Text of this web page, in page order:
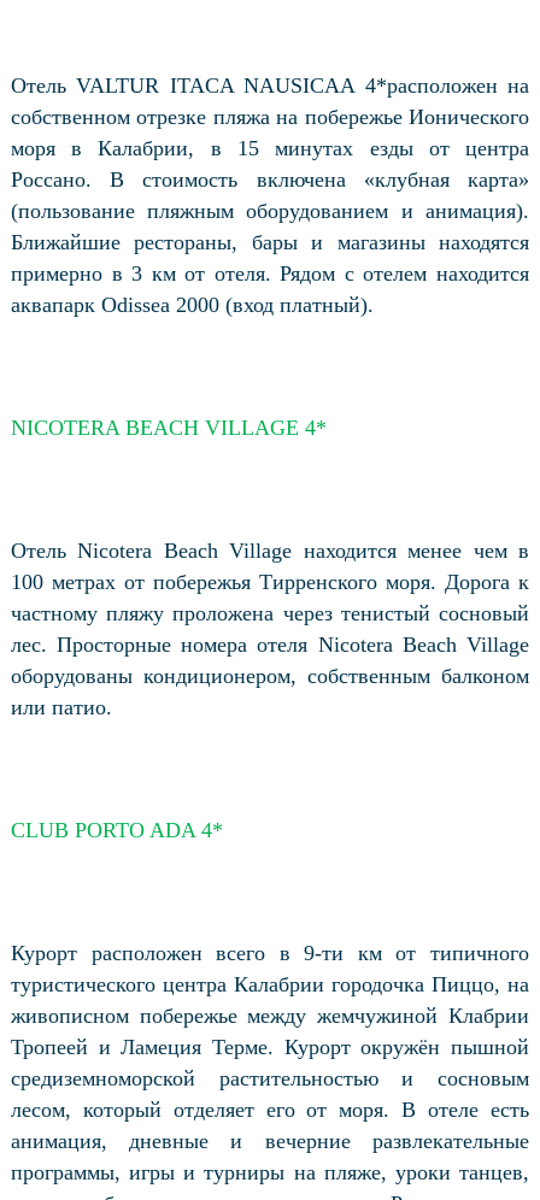
Отель VALTUR ITACA NAUSICAA 4*расположен на
собственном отрезке пляжа на побережье Ионического
моря в Калабрии, в 15 минутах езды от центра
Россано. В стоимость включена «клубная карта»
(пользование пляжным оборудованием и анимация).
Ближайшие рестораны, бары и магазины находятся
примерно в 3 км от отеля. Рядом с отелем находится
аквапарк Odissea 2000 (вход платный).
NICOTERA BEACH VILLAGE 4*
Отель Nicotera Beach Village находится менее чем в
100 метрах от побережья Тирренского моря. Дорога к
частному пляжу проложена через тенистый сосновый
лес. Просторные номера отеля Nicotera Beach Village
оборудованы кондиционером, собственным балконом
или патио.
CLUB PORTO ADA 4*
Курорт расположен всего в 9-ти км от типичного
туристического центра Калабрии городочка Пиццо, на
живописном побережье между жемчужиной Клабрии
Тропеей и Ламеция Терме. Курорт окружён пышной
средиземноморской растительностью и сосновым
лесом, который отделяет его от моря. В отеле есть
анимация, дневные и вечерние развлекательные
программы, игры и турниры на пляже, уроки танцев,